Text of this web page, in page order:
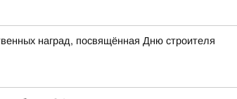
наград, посвящённая Дню строителя